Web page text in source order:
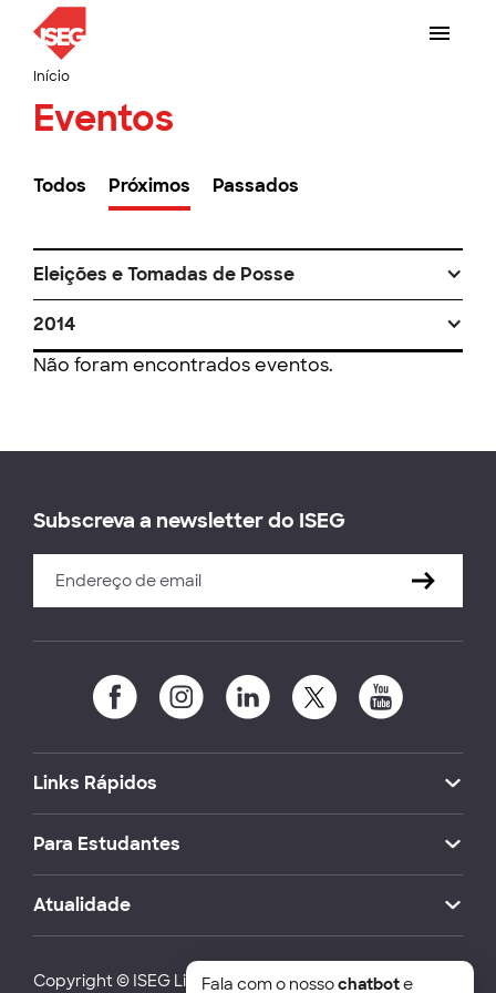
Início
Eventos
Todos Próximos Passados
Eleições e Tomadas de Posse
2014
Não foram encontrados eventos.
Subscreva a newsletter do ISEG
Links Rápidos
Para Estudantes
Atualidade
Copyright © ISEG Lisbon School of Economics and
Fala com o nossochatbote